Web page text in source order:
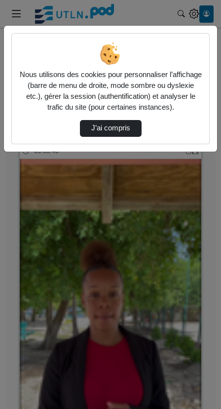
202 vidéos trouvées
Audio Vidéo Statistiques de vues
00:03:40
Nous utilisons des cookies pour personnaliser l’affichage
(barre de menu de droite, mode sombre ou dyslexie
etc.), gérer la session (authentification) et analyser le
trafic du site (pour certaines instances).
J’ai compris